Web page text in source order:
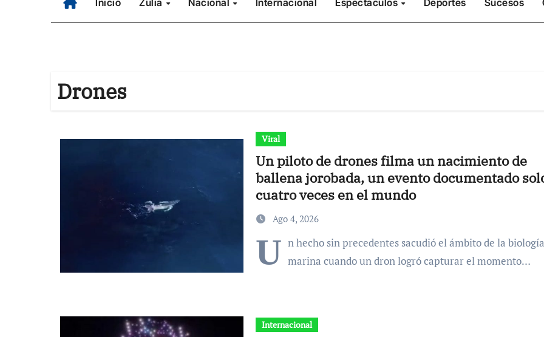
Inicio Zulia Nacional Internacional Espectáculos Deportes Sucesos
Drones
Viral
Un piloto de drones filma un nacimiento de
ballena jorobada, un evento documentado
cuatro veces en el mundo
Ago 4, 2026
U n hecho sin precedentes sacudió el ámbito de la biología
marina cuando un dron logró capturar el momento…
Internacional